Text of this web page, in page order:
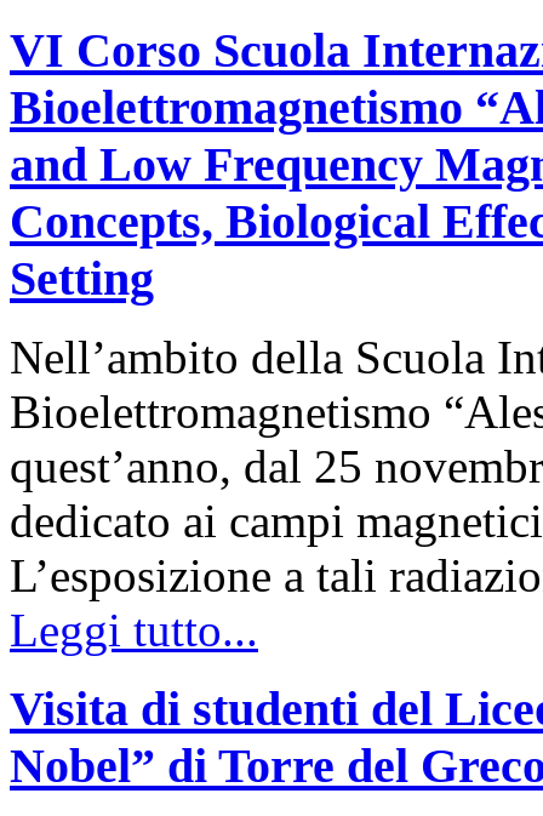
VI Corso Scuola
Bioelettromagnetismo
and Low Frequency
Concepts, Biological
Setting
Nell’ambito della Scuola
Bioelettromagnetismo
quest’anno, dal 25
dedicato ai campi
L’esposizione a tali
Leggi tutto...
Visita di studenti del
Nobel” di Torre del